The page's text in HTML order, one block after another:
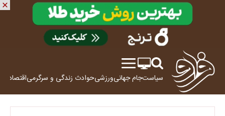
سیاستجام جهانیورزشیحوادث زندگی و سرگرمیاقتصاد